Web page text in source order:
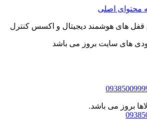
محتوای اصلی
قفل های هوشمند دیجیتال و اکسس کنترل
های سایت بروز می باشد
بروز می باشد.